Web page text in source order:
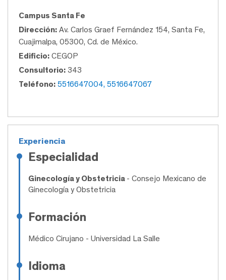
Campus Santa Fe
Dirección: Av. Carlos Graef Fernández 154, Santa Fe,
Cuajimalpa, 05300, Cd. de México.
Edificio: CEGOP
Consultorio: 343
Teléfono: 5516647004, 5516647067
Experiencia
Especialidad
Ginecología y Obstetricia - Consejo Mexicano de
Ginecología y Obstetricia
Formación
Médico Cirujano - Universidad La Salle
Idioma